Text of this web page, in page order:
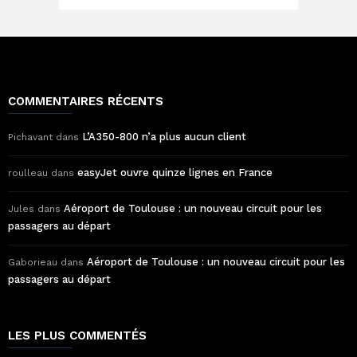
COMMENTAIRES RÉCENTS
Pichavant dans L’A350-800 n’a plus aucun client
roulleau dans easyJet ouvre quinze lignes en France
Jules dans Aéroport de Toulouse : un nouveau circuit pour les
passagers au départ
Gaborieau dans Aéroport de Toulouse : un nouveau circuit pour les
passagers au départ
LES PLUS COMMENTÉS